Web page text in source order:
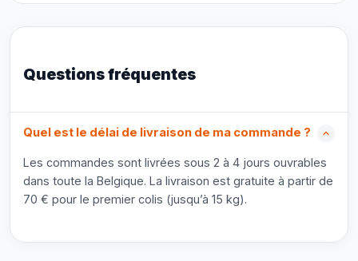
Questions fréquentes
Quel est le délai de livraison de ma commande ?
Les commandes sont livrées sous 2 à 4 jours ouvrables
dans toute la Belgique. La livraison est gratuite à partir de
70 € pour le premier colis (jusqu’à 15 kg).